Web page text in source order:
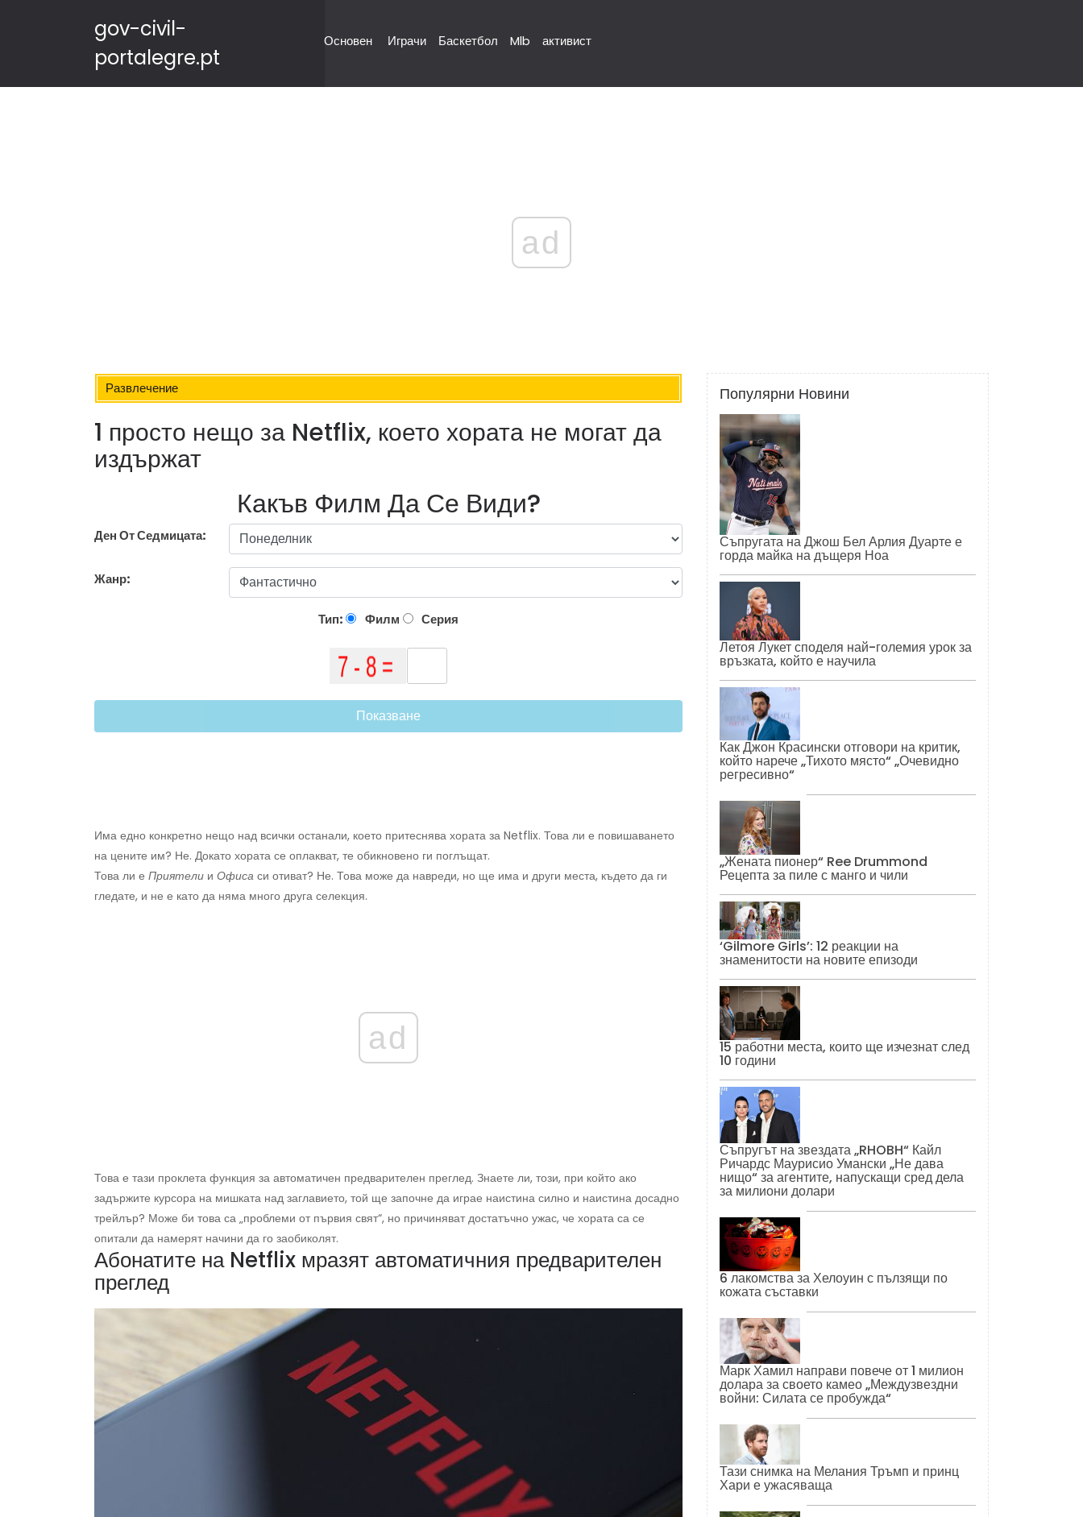
gov-civil-
portalegre.pt
Основен Играчи Баскетбол Mlb активист
ad
Развлечение
1 просто нещо за Netflix, което хората не могат да
издържат
Какъв Филм Да Се Види?
Ден От Седмицата:
Жанр:
Тип: Филм Серия
Показване
Има едно конкретно нещо над всички останали, което притеснява хората за Netflix. Това ли е повишаването
на цените им? Не. Докато хората се оплакват, те обикновено ги поглъщат.
Това ли е Приятели и Офиса си отиват? Не. Това може да навреди, но ще има и други места, където да ги
гледате, и не е като да няма много друга селекция.
ad
Това е тази проклета функция за автоматичен предварителен преглед. Знаете ли, този, при който ако
задържите курсора на мишката над заглавието, той ще започне да играе наистина силно и наистина досадно
трейлър? Може би това са „проблеми от първия свят“, но причиняват достатъчно ужас, че хората са се
опитали да намерят начини да го заобиколят.
Абонатите на Netflix мразят автоматичния предварителен
преглед
Популярни Новини
Съпругата на Джош Бел Арлия Дуарте е
горда майка на дъщеря Ноа
Летоя Лукет споделя най-големия урок за
връзката, който е научила
Как Джон Красински отговори на критик,
който нарече „Тихото място“ „Очевидно
регресивно“
„Жената пионер“ Ree Drummond
Рецепта за пиле с манго и чили
‘Gilmore Girls’: 12 реакции на
знаменитости на новите епизоди
15 работни места, които ще изчезнат след
10 години
Съпругът на звездата „RHOBH“ Кайл
Ричардс Маурисио Умански „Не дава
нищо“ за агентите, напускащи сред дела
за милиони долари
6 лакомства за Хелоуин с пълзящи по
кожата съставки
Марк Хамил направи повече от 1 милион
долара за своето камео „Междузвездни
войни: Силата се пробужда“
Тази снимка на Мелания Тръмп и принц
Хари е ужасяваща